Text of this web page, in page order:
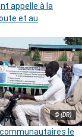
appelle à la
et au
© (DR)
le